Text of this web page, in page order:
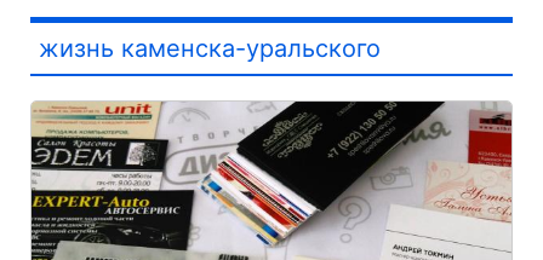
жизнь каменска-уральского